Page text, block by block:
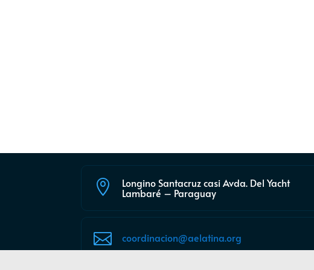
 Longino Santacruz casi Avda. Del Yacht
Lambaré – Paraguay
 coordinacion@aelatina.org